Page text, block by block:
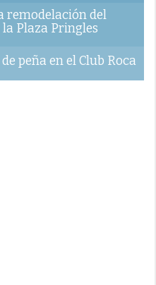
remodelación del
Plaza Pringles
peña en el Club Roca